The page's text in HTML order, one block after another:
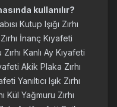
kullanılır?
Kutup Işığı Zırhı
İnanç Kıyafeti
Kanlı Ay Kıyafeti
Akik Plaka Zırhı
Yanıltıcı Işık Zırhı
Kül Yağmuru Zırhı